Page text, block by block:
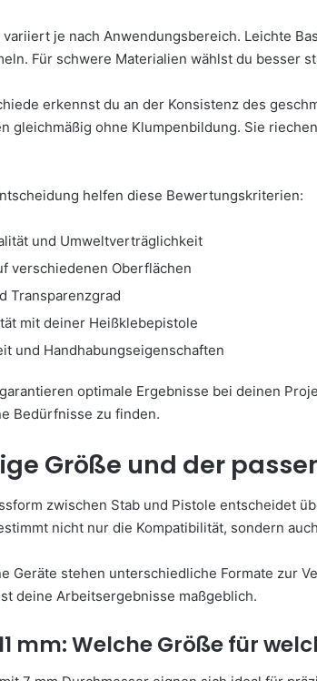
variiert je nach Anwendungsbereich. Leichte
Für schwere Materialien wählst du besser
erkennst du an der Konsistenz des
gleichmäßig ohne Klumpenbildung. Sie
helfen diese Bewertungskriterien:
und Umweltverträglichkeit
verschiedenen Oberflächen
Transparenzgrad
mit deiner Heißklebepistole
und Handhabungseigenschaften
optimale Ergebnisse bei deinen
Bedürfnisse zu finden.
Größe und der
zwischen Stab und Pistole entscheidet
nicht nur die Kompatibilität, sondern
Geräte stehen unterschiedliche Formate zur
deine Arbeitsergebnisse maßgeblich.
mm: Welche Größe für